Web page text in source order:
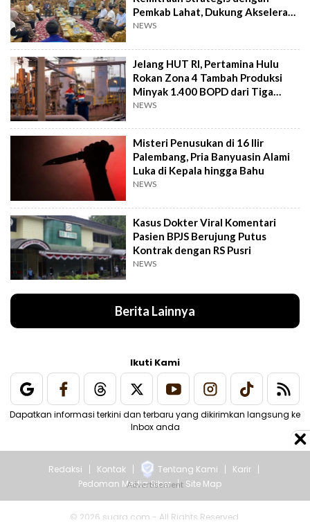
Pemkab Lahat, Dukung Akselerasi
Ekonomi Daerah
NEWS
Jelang HUT RI, Pertamina Hulu
Rokan Zona 4 Tambah Produksi
Minyak 1.400 BOPD dari Tiga
Sumur Baru
NEWS
Misteri Penusukan di 16 Ilir
Palembang, Pria Banyuasin Alami
Luka di Kepala hingga Bahu
NEWS
Kasus Dokter Viral Komentari
Pasien BPJS Berujung Putus
Kontrak dengan RS Pusri
NEWS
Berita Lainnya
Ikuti Kami
Dapatkan informasi terkini dan terbaru yang dikirimkan langsung ke
Inbox anda
Redaksi Kontak Tentang Kami
Karir
Pedoman Media Siber
Site Map
© 2026 suara.com - All Rights Reserved.